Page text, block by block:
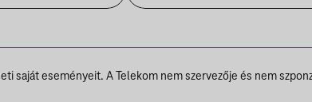
VÁRHEGYUTCA
saját eseményeit. A Telekom nem szervezője és nem